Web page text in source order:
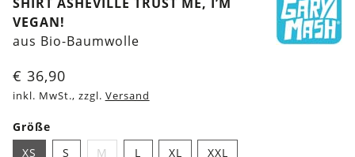
VEGAN!
aus Bio-Baumwolle
€ 36,90
inkl. MwSt., zzgl. Versand
Größe
XS
S M L XL XXL